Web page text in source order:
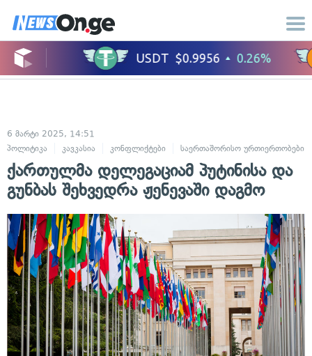
6 მარტი 2025, 14:51
პოლიტიკა
კავკასია კონფლიქტები საერთაშორისო ურთიერთობები
ქართულმა დელეგაციამ პუტინისა და
გუნბას შეხვედრა ჟენევაში დაგმო